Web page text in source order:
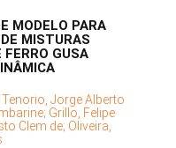
MODELO PARA
MISTURAS
GUSA
Tenorio, Jorge Alberto
Grillo, Felipe
Clem de; Oliveira,